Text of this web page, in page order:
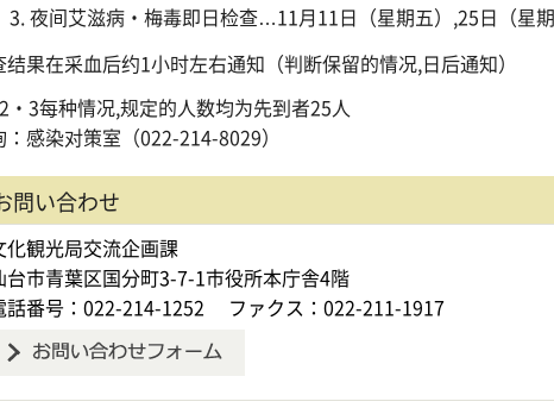
夜间艾滋病・梅毒即日检查…11月11日（星期五）,25日（星
结果在采血后约1小时左右通知（判断保留的情况,日后通知）
・3每种情况,规定的人数均为先到者25人
：感染对策室（022-214-8029）
問い合わせ
化観光局交流企画課
台市青葉区国分町3-7-1市役所本庁舎4階
話番号：022-214-1252
ファクス：022-211-1917